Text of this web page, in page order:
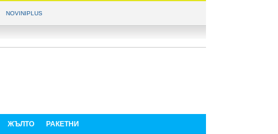
NOVINIPLUS
ЖЪЛТО РАКЕТНИ